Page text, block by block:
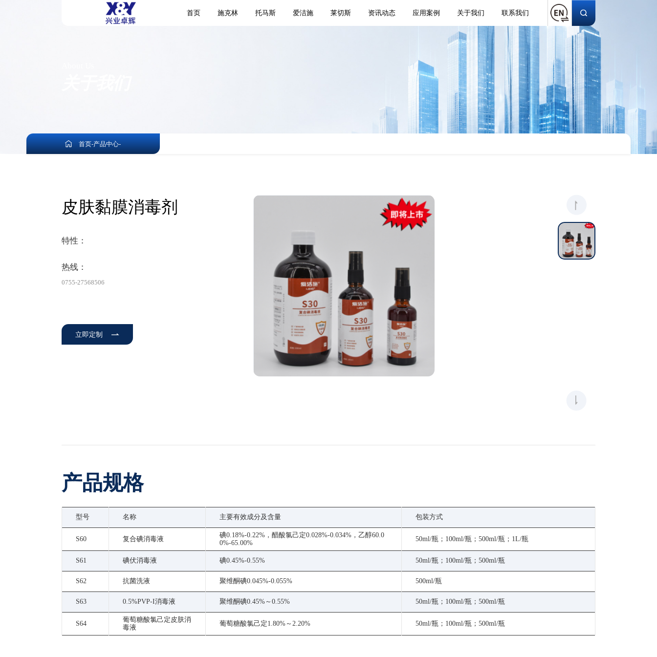
首页 施克林 托马斯 爱洁施 莱切斯 资讯动态 应用案例 关于我们 联系我们
首页-产品中心-
皮肤黏膜消毒剂
特性：
热线：
0755-27568506
立即定制
产品规格
型号 名称 主要有效成分及含量 包装方式
S60 复合碘消毒液
碘0.18%-0.22%，醋酸氯己定0.028%-0.034%，乙醇60.0
0%-65.00%
50ml/瓶；100ml/瓶；500ml/瓶；1L/瓶
S61 碘伏消毒液 碘0.45%-0.55% 50ml/瓶；100ml/瓶；500ml/瓶
S62 抗菌洗液 聚维酮碘0.045%-0.055% 500ml/瓶
S63 0.5%PVP-I消毒液 聚维酮碘0.45%～0.55% 50ml/瓶；100ml/瓶；500ml/瓶
S64
葡萄糖酸氯己定皮肤消
毒液
葡萄糖酸氯己定1.80%～2.20% 50ml/瓶；100ml/瓶；500ml/瓶